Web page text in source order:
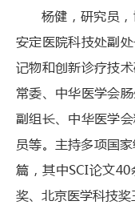
杨健，研究员
安定医院科技处副
记物和创新诊疗技
常委、中华医学会
副组长、中华医学
员等。主持多项国
篇，其中SCI论文
奖、北京医学科技奖